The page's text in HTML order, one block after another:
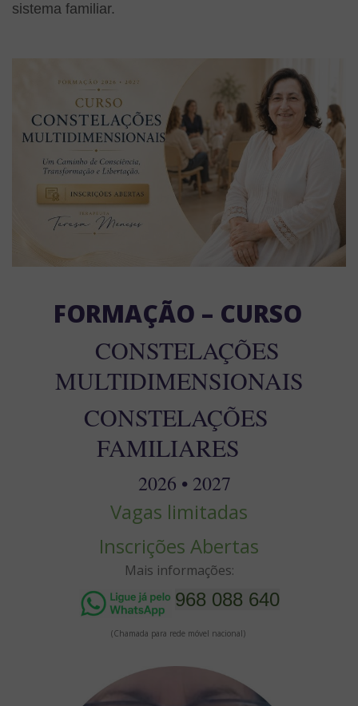
sistema familiar.
FORMAÇÃO – CURSO
CONSTELAÇÕES
MULTIDIMENSIONAIS
CONSTELAÇÕES
FAMILIARES
2026 • 2027
Vagas limitadas
Inscrições Abertas
Mais informações:
968 088 640
(Chamada para rede móvel nacional)